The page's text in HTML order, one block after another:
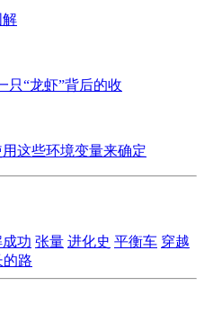
解
只“龙虾”背后的收
这些环境变量来确定
功 张量 进化史 平衡车 穿越
的路